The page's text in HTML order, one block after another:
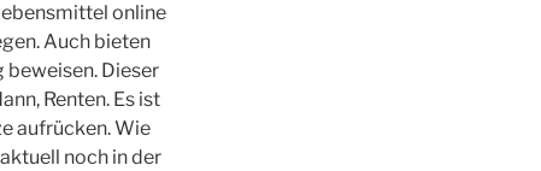
online
Auch bieten
beweisen. Dieser
Renten. Es ist
aufrücken. Wie
noch in der